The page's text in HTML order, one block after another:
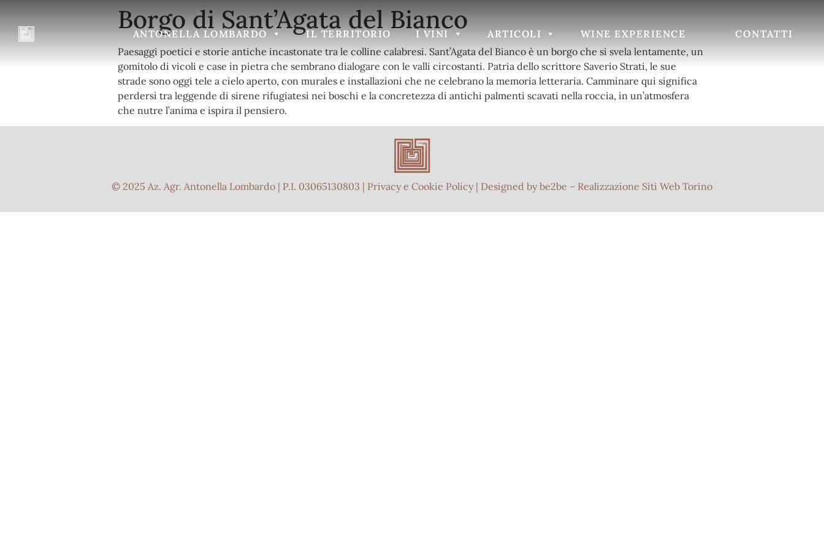
ANTONELLA LOMBARDO IL TERRITORIO I VINI ARTICOLI WINE EXPERIENCE CONTATTI
Borgo di Sant’Agata del Bianco
Paesaggi poetici e storie antiche incastonate tra le colline calabresi. Sant’Agata del Bianco è un borgo che si svela lentamente, un
gomitolo di vicoli e case in pietra che sembrano dialogare con le valli circostanti. Patria dello scrittore Saverio Strati, le sue
strade sono oggi tele a cielo aperto, con murales e installazioni che ne celebrano la memoria letteraria. Camminare qui significa
perdersi tra leggende di sirene rifugiatesi nei boschi e la concretezza di antichi palmenti scavati nella roccia, in un’atmosfera
che nutre l’anima e ispira il pensiero.
© 2025 Az. Agr. Antonella Lombardo | P.I. 03065130803 | Privacy e Cookie Policy| Designed bybe2be – Realizzazione Siti Web Torino